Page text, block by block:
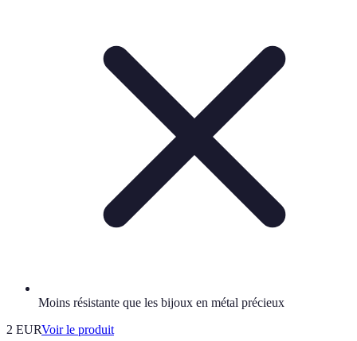
Moins résistante que les bijoux en métal précieux
2 EURVoir le produit